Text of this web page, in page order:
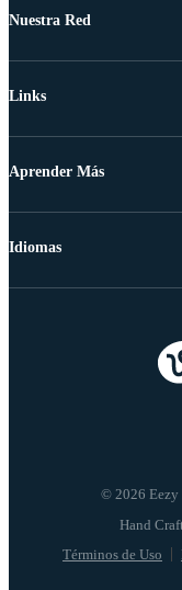
Nuestra Red
Links
Aprender Más
© 2026 Eezy
Términos de Uso
Idiomas